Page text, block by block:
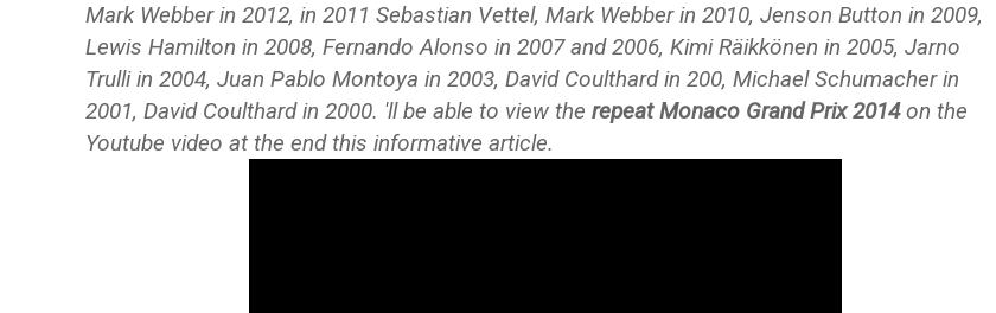
Mark Webber in 2012, in 2011 Sebastian Vettel, Mark Webber in 2010, Jenson Button in 2009,
Lewis Hamilton in 2008, Fernando Alonso in 2007 and 2006, Kimi Räikkönen in 2005, Jarno
Trulli in 2004, Juan Pablo Montoya in 2003, David Coulthard in 200, Michael Schumacher in
2001, David Coulthard in 2000. 'll be able to view the repeat Monaco Grand Prix 2014on the
Youtube video at the end this informative article.